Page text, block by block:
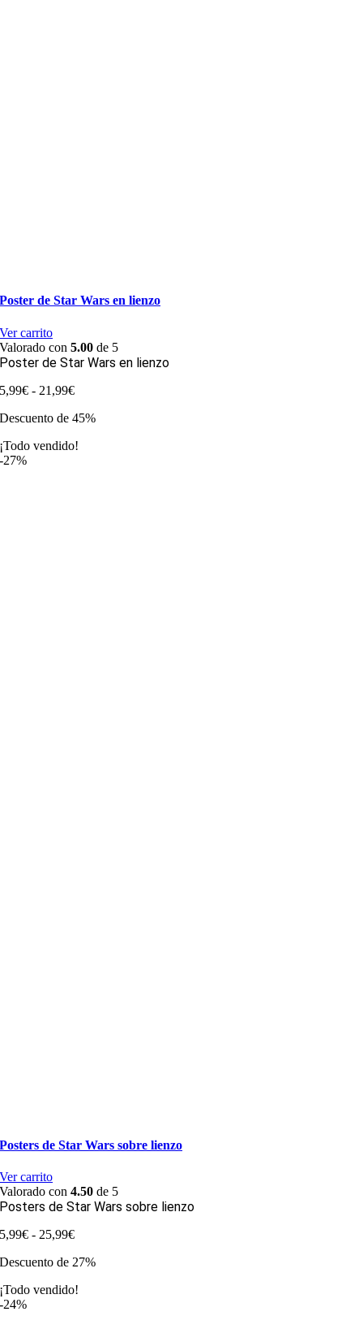
Poster de Star Wars en lienzo
Ver carrito
Valorado con5.00 de 5
Poster de Star Wars en lienzo
5,99€ - 21,99€Rango
precios:
5,99€
Descuento de 45%
¡Todo vendido!
-27%
Posters de Star Wars sobre lienzo
Ver carrito
Valorado con4.50 de 5
Posters de Star Wars sobre lienzo
5,99€ - 25,99€Rango
precios:
5,99€
Descuento de 27%
¡Todo vendido!
-24%